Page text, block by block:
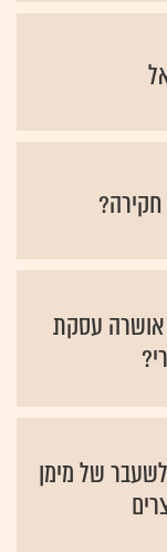
אושרה עסקת
של מימן